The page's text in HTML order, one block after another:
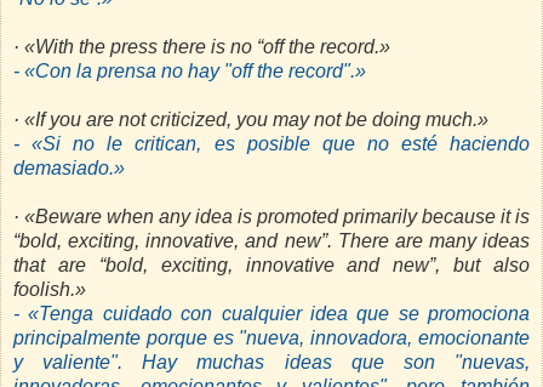
· «With the press there is no “off the record.»
- «Con la prensa no hay "off the record".»
· «If you are not criticized, you may not be doing much.»
- «Si no le critican, es posible que no esté haciendo
demasiado.»
· «Beware when any idea is promoted primarily because it is
“bold, exciting, innovative, and new”. There are many ideas
that are “bold, exciting, innovative and new”, but also
foolish.»
- «Tenga cuidado con cualquier idea que se promociona
principalmente porque es "nueva, innovadora, emocionante
y valiente". Hay muchas ideas que son "nuevas,